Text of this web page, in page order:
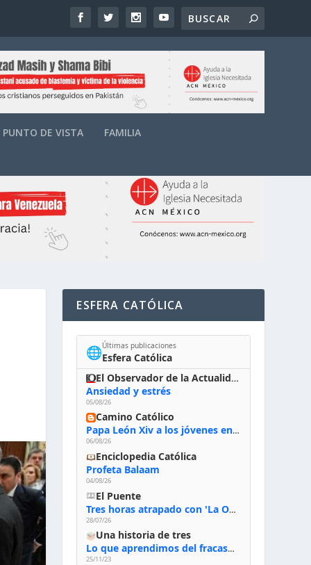
PUNTO DE VISTA FAMILIA
ESFERA CATÓLICA
🌐Últimas publicaciones
Esfera Católica
El Observador de la Actualidad
Ansiedad y estrés
05/08/26
Camino Católico
Papa León Xiv a los jóvenes en Asís, 6-8-2026: «De san Francisco aprendan la radicalidad evangélica: no los vuelve ciegos ni violentos, sino sensibles, atentos, siempre en el seguimiento de Jesús, humildes y acogiendo a todos»
06/08/26
Enciclopedia Católica
Profeta Balaam
04/08/26
El Puente
Tres horas atrapado con 'La Odisea' de Nolan
28/07/26
Una historia de tres
Lo que aprendimos del fracaso al emprender
25/11/23